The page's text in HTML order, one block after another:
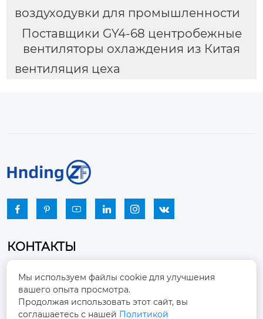
воздуходувки для промышленности
Поставщики GY4-68 центробежные
вентиляторы охлаждения из Китая
вентиляция цеха
     
КОНТАКТЫ

Промышленный парк, город Наньцзяо,
район Чжоуцунь, город Цзыбо, провинция
Шаньдун
Мы используем файлы cookie для улучшения
вашего опыта просмотра.
Продолжая использовать этот сайт, вы
соглашаетесь с нашей Политикой